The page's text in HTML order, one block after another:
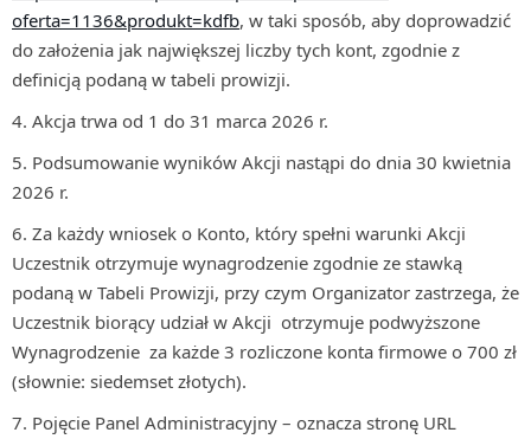
oferta=1136&produkt=kdfb, w taki sposób, aby doprowadzić
do założenia jak największej liczby tych kont, zgodnie z
definicją podaną w tabeli prowizji.
Akcja trwa od 1 do 31 marca 2026 r.
Podsumowanie wyników Akcji nastąpi do dnia 30 kwietnia
2026 r.
Za każdy wniosek o Konto, który spełni warunki Akcji
Uczestnik otrzymuje wynagrodzenie zgodnie ze stawką
podaną w Tabeli Prowizji, przy czym Organizator zastrzega, że
Uczestnik biorący udział w Akcji otrzymuje podwyższone
Wynagrodzenie za każde 3 rozliczone konta firmowe o 700 zł
(słownie: siedemset złotych).
Pojęcie Panel Administracyjny – oznacza stronę URL